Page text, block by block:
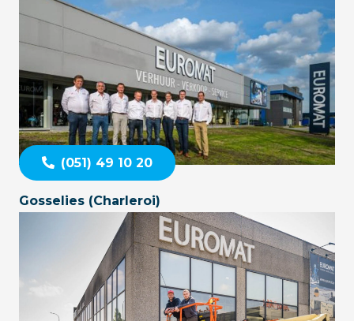
(051) 49 10 20
Gosselies (Charleroi)